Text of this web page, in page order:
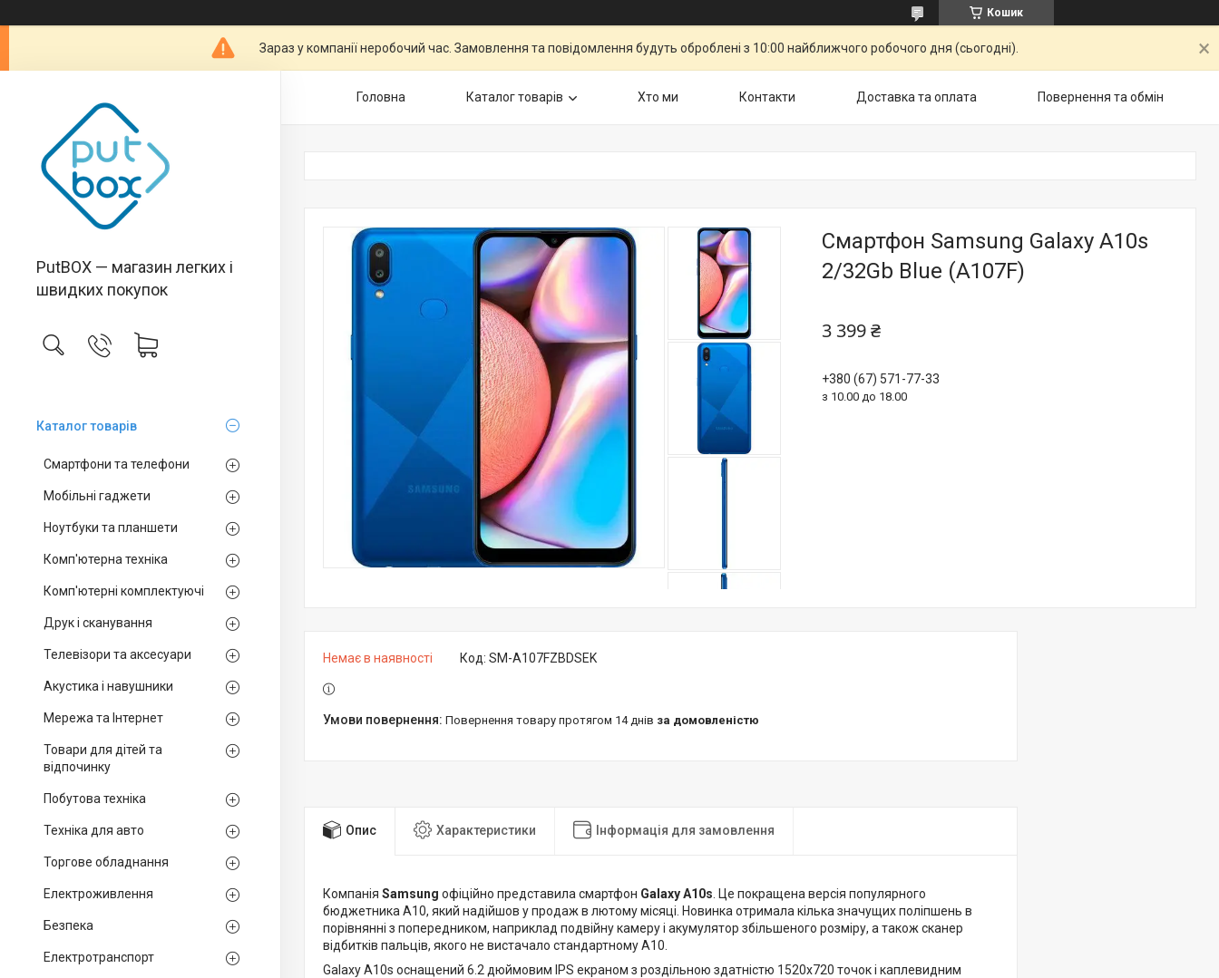
Кошик
Зараз у компанії неробочий час. Замовлення та повідомлення будуть оброблені з 10:00 найближчого робочого дня (сьогодні).
PutBOX — магазин легких і
швидких покупок
Каталог товарiв
Смартфони та телефони
Мобільні гаджети
Ноутбуки та планшети
Комп'ютерна техніка
Комп'ютерні комплектуючі
Друк і сканування
Телевізори та аксесуари
Акустика і навушники
Мережа та Інтернет
Товари для дітей та
відпочинку
Побутова техніка
Техніка для авто
Торгове обладнання
Електроживлення
Безпека
Електротранспорт
Головна Каталог товарiв Хто ми Контакти Доставка та оплата Повернення та обмiн
Смартфон Samsung Galaxy A10s
2/32Gb Blue (A107F)
3 399 ₴
+380 (67) 571-77-33
з 10.00 до 18.00
Немає в наявності Код: SM-A107FZBDSEK
повернення товару протягом 14 днів за домовленістю
Опис Характеристики Інформація для замовлення
Компанія Samsung офіційно представила смартфон Galaxy A10s . Це покращена версія популярного
бюджетника A10, який надійшов у продаж в лютому місяці. Новинка отримала кілька значущих поліпшень в
порівнянні з попередником, наприклад подвійну камеру і акумулятор збільшеного розміру, а також сканер
відбитків пальців, якого не вистачало стандартному А10.
Galaxy A10s оснащений 6.2 дюймовим IPS екраном з роздільною здатністю 1520х720 точок і каплевидним